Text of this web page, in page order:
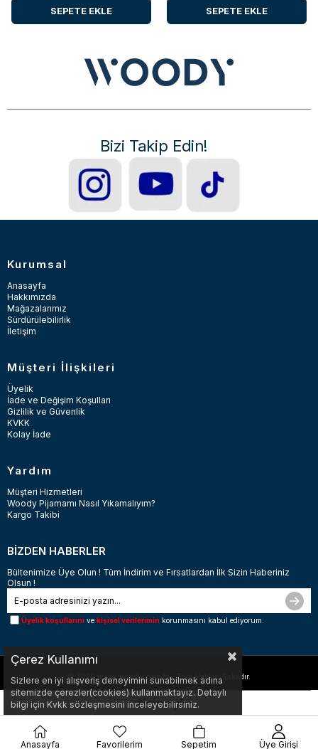
SEPETE EKLE SEPETE EKLE
Bizi Takip Edin!
Kurumsal
Anasayfa
Hakkımızda
Mağazalarımız
Sürdürülebilirlik
İletişim
Müşteri İlişkileri
Üyelik
İade ve Değişim Koşulları
Gizlilik ve Güvenlik
KVKK
Kolay İade
Yardım
Müşteri Hizmetleri
Woody Pijamamı Nasıl Yıkamalıyım?
Kargo Takibi
BİZDEN HABERLER
Bültenimize Üye Olun ! Tüm İndirim ve Fırsatlardan İlk Sizin Haberiniz
Olsun !
Üyelik koşullarını ve kişisel verilerimin korunmasını kabul ediyorum.
© 2026 www.woody.com.tr - Tüm Hakları Saklıdır.
Çerez Kullanımı
Sizlere en iyi alışveriş deneyimini sunabilmek adına
sitemizde çerezler(cookies) kullanmaktayız. Detaylı
bilgi için Kvkk sözleşmesini inceleyebilirsiniz.
Anasayfa Favorilerim Sepetim Üye Girişi